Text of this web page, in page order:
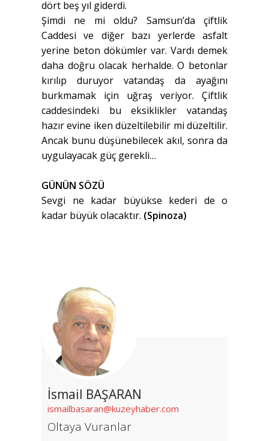
dört beş yıl giderdi.
Şimdi ne mi oldu? Samsun’da çiftlik
Caddesi ve diğer bazı yerlerde asfalt
yerine beton dökümler var. Vardı demek
daha doğru olacak herhalde. O betonlar
kırılıp duruyor vatandaş da ayağını
burkmamak için uğraş veriyor. Çiftlik
caddesindeki bu eksiklikler vatandaş
hazır evine iken düzeltilebilir mi düzeltilir.
Ancak bunu düşünebilecek akıl, sonra da
uygulayacak güç gerekli…
GÜNÜN SÖZÜ
Sevgi ne kadar büyükse kederi de o
kadar büyük olacaktır. (Spinoza)
İsmail BAŞARAN
ismailbasaran@kuzeyhaber.com
Oltaya Vuranlar